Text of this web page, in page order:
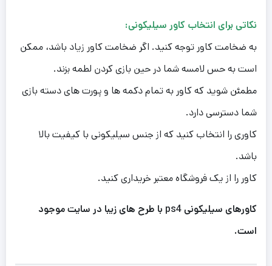
نکاتی برای انتخاب کاور سیلیکونی:
به ضخامت کاور توجه کنید. اگر ضخامت کاور زیاد باشد، ممکن
است به حس لامسه شما در حین بازی کردن لطمه بزند.
مطمئن شوید که کاور به تمام دکمه ها و پورت های دسته بازی
شما دسترسی دارد.
کاوری را انتخاب کنید که از جنس سیلیکونی با کیفیت بالا
باشد.
کاور را از یک فروشگاه معتبر خریداری کنید.
کاورهای سیلیکونی ps4 با طرح های زیبا در سایت موجود
است.